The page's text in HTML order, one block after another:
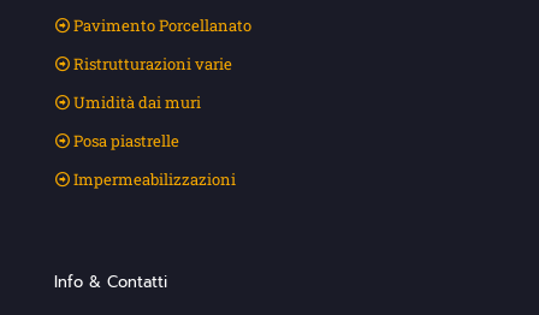
Pavimento Porcellanato
Ristrutturazioni varie
Umidità dai muri
Posa piastrelle
Impermeabilizzazioni
Info & Contatti